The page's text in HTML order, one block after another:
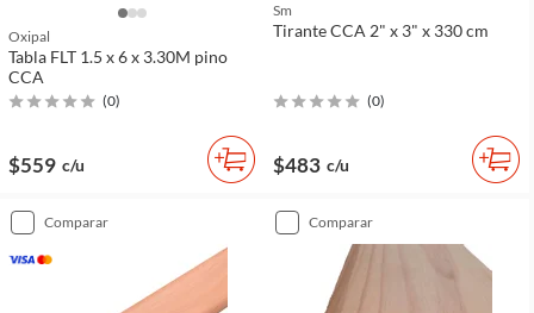
Oxipal
Tabla FLT 1.5 x 6 x 3.30M pino
CCA
(0)
$559 c/u
Sm
Tirante CCA 2" x 3" x 330 cm
(0)
$483 c/u
comparar comparar